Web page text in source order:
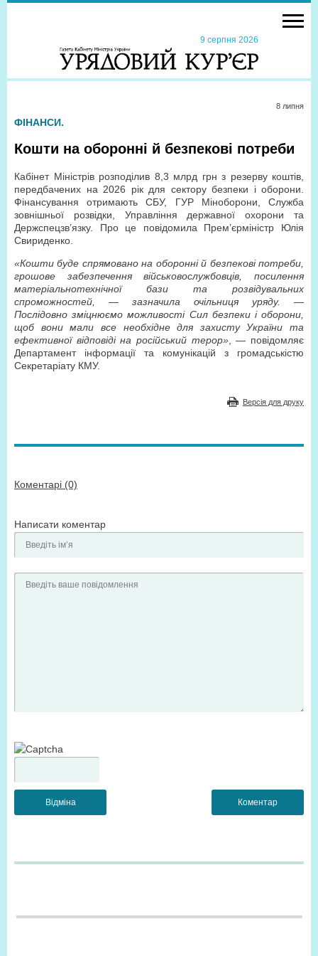
9 серпня 2026
8 липня
ФІНАНСИ.
Кошти на оборонні й безпекові потреби
Кабінет Міністрів розподілив 8,3 млрд грн з резерву коштів,
передбачених на 2026 рік для сектору безпеки і оборони.
Фінансування отримають СБУ, ГУР Міноборони, Служба
зовнішньої розвідки, Управління державної охорони та
Держспецзв’язку. Про це повідомила Прем’єр­міністр Юлія
Свириденко.
«Кошти буде спрямовано на оборонні й безпекові потреби,
грошове забезпечення військовослужбовців, посилення
матеріально­технічної бази та розвідувальних
спроможностей, — зазначила очільниця уряду. —
Послідовно зміцнюємо можливості Сил безпеки і оборони,
щоб вони мали все необхідне для захисту України та
ефективної відповіді на російський терор», — повідомляє
Департамент інформації та комунікацій з громадськістю
Секретаріату КМУ.
Версія для друку
Коментарі (0)
Написати коментар